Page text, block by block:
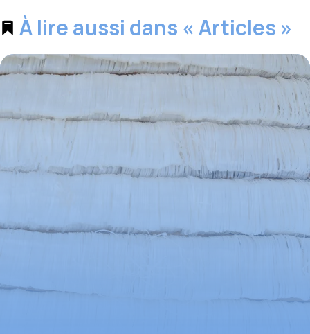
À lire aussi dans « Articles »